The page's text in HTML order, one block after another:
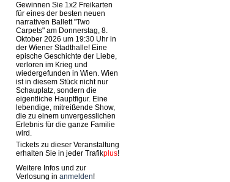
Gewinnen Sie 1x2 Freikarten
für eines der besten neuen
narrativen Ballett "Two
Carpets" am Donnerstag, 8.
Oktober 2026 um 19:30 Uhr in
der Wiener Stadthalle! Eine
epische Geschichte der Liebe,
verloren im Krieg und
wiedergefunden in Wien. Wien
ist in diesem Stück nicht nur
Schauplatz, sondern die
eigentliche Hauptfigur. Eine
lebendige, mitreißende Show,
die zu einem unvergesslichen
Erlebnis für die ganze Familie
wird.
Tickets zu dieser Veranstaltung
erhalten Sie in jeder Trafikplus!
Weitere Infos und zur
Verlosung in anmelden!